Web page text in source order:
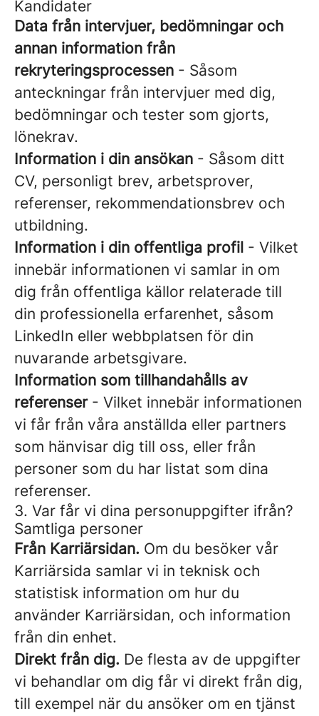
Kandidater
Data från intervjuer, bedömningar och
annan information från
rekryteringsprocessen - Såsom
anteckningar från intervjuer med dig,
bedömningar och tester som gjorts,
lönekrav.
Information i din ansökan - Såsom ditt
CV, personligt brev, arbetsprover,
referenser, rekommendationsbrev och
utbildning.
Information i din offentliga profil - Vilket
innebär informationen vi samlar in om
dig från offentliga källor relaterade till
din professionella erfarenhet, såsom
LinkedIn eller webbplatsen för din
nuvarande arbetsgivare.
Information som tillhandahålls av
referenser- Vilket innebär informationen
vi får från våra anställda eller partners
som hänvisar dig till oss, eller från
personer som du har listat som dina
referenser.
3. Var får vi dina personuppgifter ifrån?
Samtliga personer
Från Karriärsidan. Om du besöker vår
Karriärsida samlar vi in teknisk och
statistisk information om hur du
använder Karriärsidan, och information
från din enhet.
Direkt från dig. De flesta av de uppgifter
vi behandlar om dig får vi direkt från dig,
till exempel när du ansöker om en tjänst